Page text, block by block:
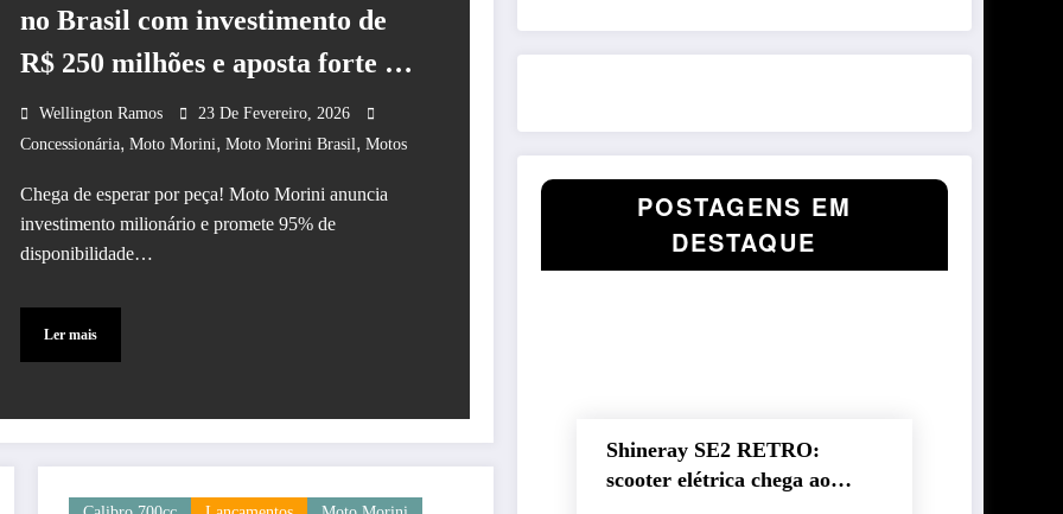
no Brasil com investimento de
R$ 250 milhões e aposta forte em
peças e pós-venda
Wellington Ramos
23 De Fevereiro, 2026
Concessionária, Moto Morini, Moto Morini Brasil, Motos
Chega de esperar por peça! Moto Morini anuncia
investimento milionário e promete 95% de
disponibilidade…
Ler mais
POSTAGENS EM
DESTAQUE
Shineray SE2 RETRO:
scooter elétrica chega ao